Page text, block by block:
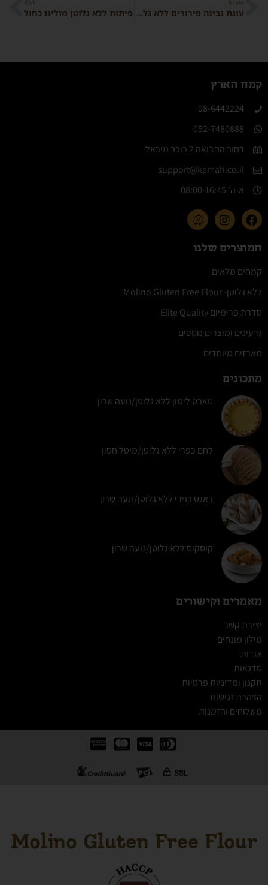
הקודם
עוגת גבינה פירורים ללא גלוטן/ניצן לוינסון
הבא
פיתות ללא גלוטן מולינו כחול
קמח הארץ
08-6442224​
052-7480888
רחוב התבואה 2 כוכב מיכאל
support@kemah.co.il
א-ה' 08:00-16:45​
המוצרים שלנו
קמחים מלאים
ללא גלוטן- Molino Gluten Free Flour
סדרת פרימיום Elite Quality
גרעינים ומוצרים נוספים
מארזים מיוחדים
מתכונים
טארט לימון ללא גלוטן/נועה שרון
לחם כפרי ללא גלוטן/מיטל חסון
באגט כפרי ללא גלוטן/נועה שרון
קוסקוס ללא גלוטן/נועה שרון
מאמרים וקישורים
יצירת קשר
מילון מונחים
אודות
סדנאות
תקנון ומדיניות פרטיות
הצהרת נגישות
משלוחים והזמנות
Molino Gluten Free Flour